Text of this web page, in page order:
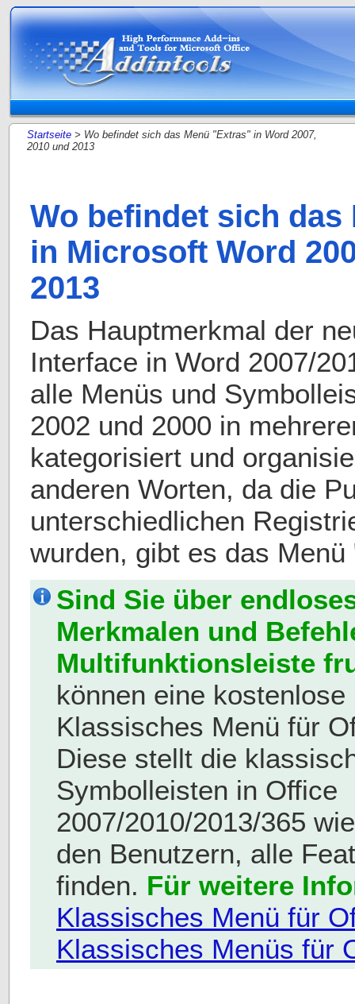
Startseite > Wo befindet sich das Menü "Extras" in Word 2007,
2010 und 2013
Wo befindet sich
in Microsoft Word
2013
Das Hauptmerkmal der
Interface in Word 2007/
alle Menüs und
2002 und 2000 in
kategorisiert und
anderen Worten, da die
unterschiedlichen
wurden, gibt es das
Sind Sie über
Merkmalen und
Multifunktionsleiste
können eine
Klassisches Menü für
Diese stellt die
Symbolleisten in Office
2007/2010/2013/365
den Benutzern, alle
finden. Für weitere
Klassisches Menü für
Klassisches Menüs für